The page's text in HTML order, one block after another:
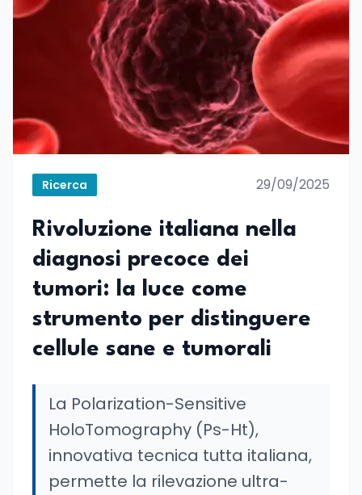
Ricerca 29/09/2025
Rivoluzione italiana nella
diagnosi precoce dei
tumori: la luce come
strumento per distinguere
cellule sane e tumorali
La Polarization-Sensitive
HoloTomography (Ps-Ht),
innovativa tecnica tutta italiana,
permette la rilevazione ultra-